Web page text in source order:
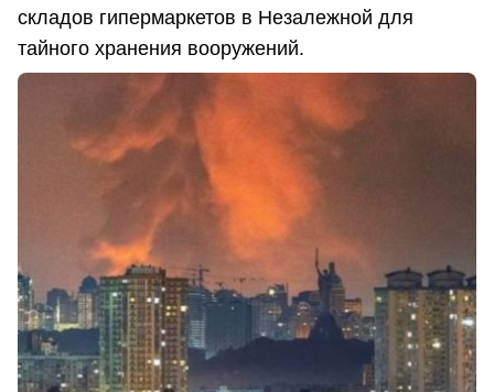
складов гипермаркетов в Незалежной для
тайного хранения вооружений.